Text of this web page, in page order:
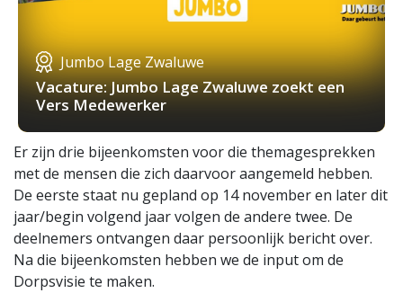
Jumbo Lage Zwaluwe
Vacature: Jumbo Lage Zwaluwe zoekt een
Vers Medewerker
Er zijn drie bijeenkomsten voor die themagesprekken
met de mensen die zich daarvoor aangemeld hebben.
De eerste staat nu gepland op 14 november en later dit
jaar/begin volgend jaar volgen de andere twee. De
deelnemers ontvangen daar persoonlijk bericht over.
Na die bijeenkomsten hebben we de input om de
Dorpsvisie te maken.